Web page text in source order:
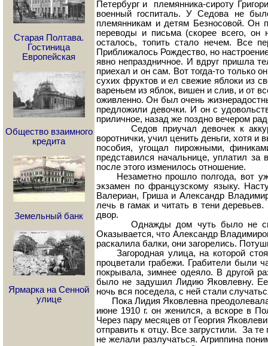
Старая Полтава.
Гостиница
Европейская
Общество взаимного
кредита
Земельный банк
Ярмарка на Сенной
улице
Петербург и племянника-сироту
военный госпиталь. У Седова не
племянникам и детям Безносовой. Он
переводы и письма (скорее всего, он
осталось, топить стало нечем. Все
Приближалось Рождество, но
явно непраздничное. И вдруг пришла
приехал и он сам. Вот тогда-то только
сухих фруктов и ел свежие яблоки из
вареньем из яблок, вишен и слив, и от
оживленно. Он был очень
предложили девочки. И он с
приличное, назад же поздно вечером
Седов приучал девочек к
воротнички, учил ценить деньги, хотя
пособия, угощал пирожными,
представился начальнице, уплатил
после этого изменилось отношение.
Незаметно прошло полгода, вот
экзамен по французскому языку.
Валериан, Гриша и Александр
лечь в гамак и читать в тени
двор.
Однажды дом чуть было не
Оказывается, что Александр
раскалила балки, они загорелись.
Загородная улица, на которой
процветали грабежи. Грабители были
покрывала, зимнее одеяло. В другой
было не задушил Лидию Яковлевну. Ее
ночь вся поседела, с ней стали
Пока Лидия Яковлевна
июне 1910 г. он женился, а вскоре в
Через пару месяцев от Георгия
отправить к отцу. Все загрустили. За
не желали разлучаться. Агриппина